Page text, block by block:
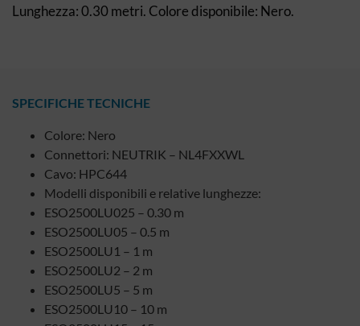
Lunghezza: 0.30 metri. Colore disponibile: Nero.
SPECIFICHE TECNICHE
Colore: Nero
Connettori: NEUTRIK – NL4FXXWL
Cavo: HPC644
Modelli disponibili e relative lunghezze:
ESO2500LU025 – 0.30 m
ESO2500LU05 – 0.5 m
ESO2500LU1 – 1 m
ESO2500LU2 – 2 m
ESO2500LU5 – 5 m
ESO2500LU10 – 10 m